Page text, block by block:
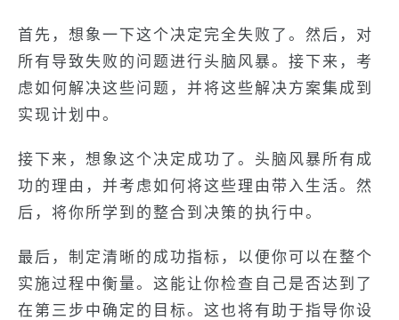
首先，想象一下这个决定完全失败了。然后，对
所有导致失败的问题进行头脑风暴。接下来，考
虑如何解决这些问题，并将这些解决方案集成到
实现计划中。
接下来，想象这个决定成功了。头脑风暴所有成
功的理由，并考虑如何将这些理由带入生活。然
后，将你所学到的整合到决策的执行中。
最后，制定清晰的成功指标，以便你可以在整个
实施过程中衡量。这能让你检查自己是否达到了
在第三步中确定的目标。这也将有助于指导你设